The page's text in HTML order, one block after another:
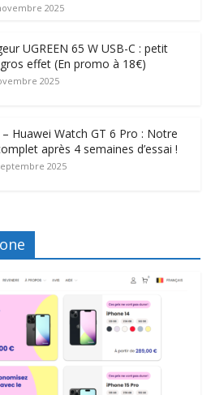
2025
UGREEN 65 W USB-C : petit
effet (En promo à 18€)
2025
– Huawei Watch GT 6 Pro : Notre
après 4 semaines d’essai !
2025